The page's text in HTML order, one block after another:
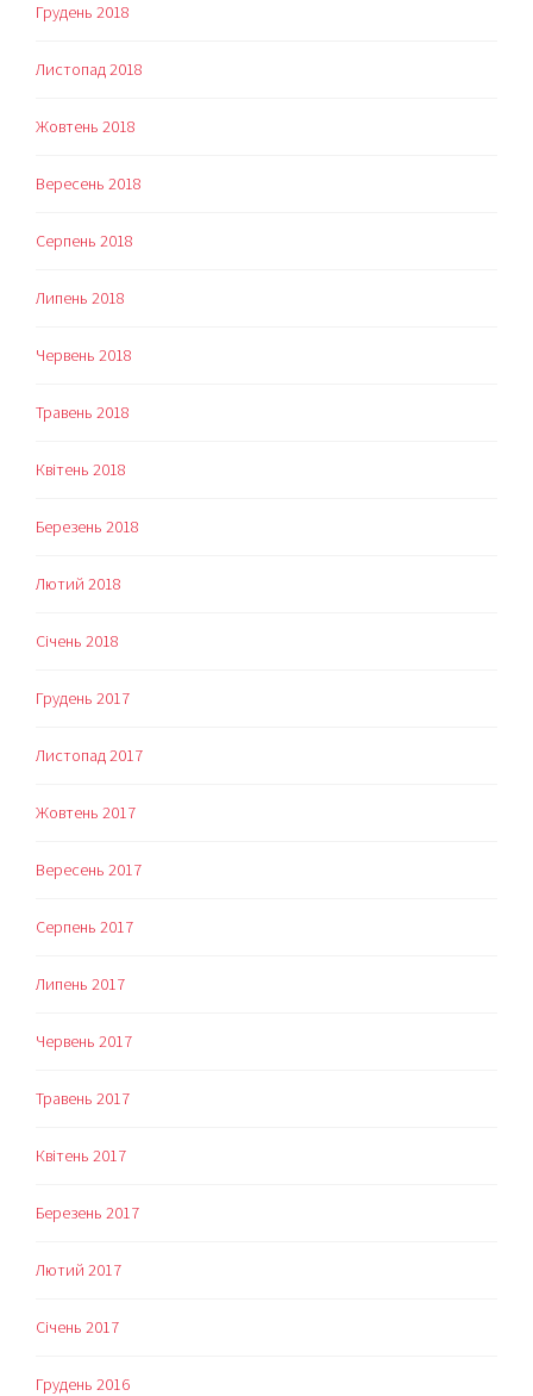
Грудень 2018
Листопад 2018
Жовтень 2018
Вересень 2018
Серпень 2018
Липень 2018
Червень 2018
Травень 2018
Квітень 2018
Березень 2018
Лютий 2018
Січень 2018
Грудень 2017
Листопад 2017
Жовтень 2017
Вересень 2017
Серпень 2017
Липень 2017
Червень 2017
Травень 2017
Квітень 2017
Березень 2017
Лютий 2017
Січень 2017
Грудень 2016